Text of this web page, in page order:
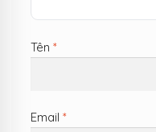
Tên*
Email*